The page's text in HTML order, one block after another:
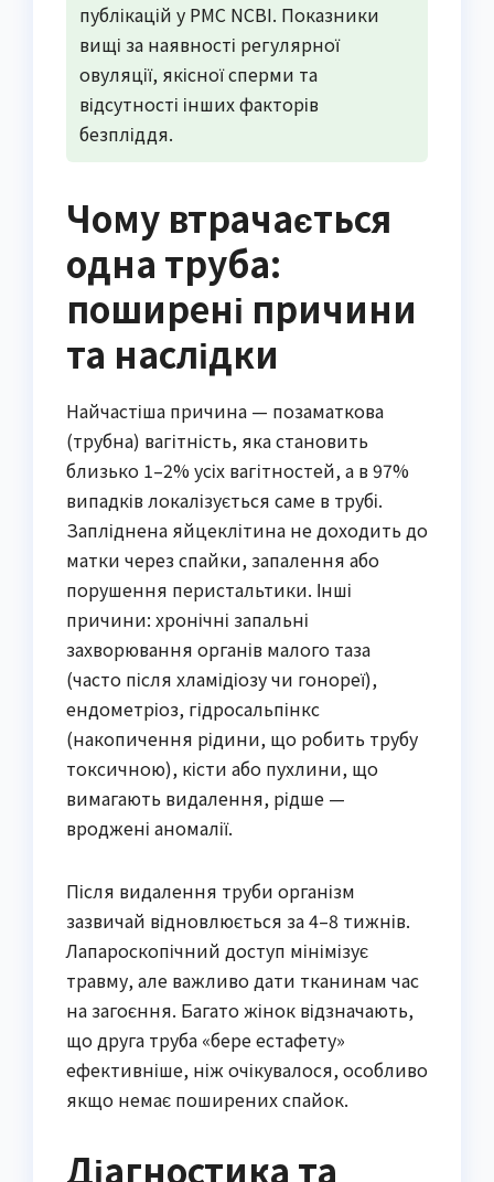
публікацій у PMC NCBI. Показники
вищі за наявності регулярної
овуляції, якісної сперми та
відсутності інших факторів
безпліддя.
Чому втрачається
одна труба:
поширені причини
та наслідки
Найчастіша причина — позаматкова
(трубна) вагітність, яка становить
близько 1–2% усіх вагітностей, а в 97%
випадків локалізується саме в трубі.
Запліднена яйцеклітина не доходить до
матки через спайки, запалення або
порушення перистальтики. Інші
причини: хронічні запальні
захворювання органів малого таза
(часто після хламідіозу чи гонореї),
ендометріоз, гідросальпінкс
(накопичення рідини, що робить трубу
токсичною), кісти або пухлини, що
вимагають видалення, рідше —
вроджені аномалії.
Після видалення труби організм
зазвичай відновлюється за 4–8 тижнів.
Лапароскопічний доступ мінімізує
травму, але важливо дати тканинам час
на загоєння. Багато жінок відзначають,
що друга труба «бере естафету»
ефективніше, ніж очікувалося, особливо
якщо немає поширених спайок.
Діагностика та